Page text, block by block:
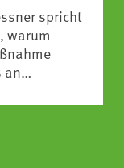
spricht
warum